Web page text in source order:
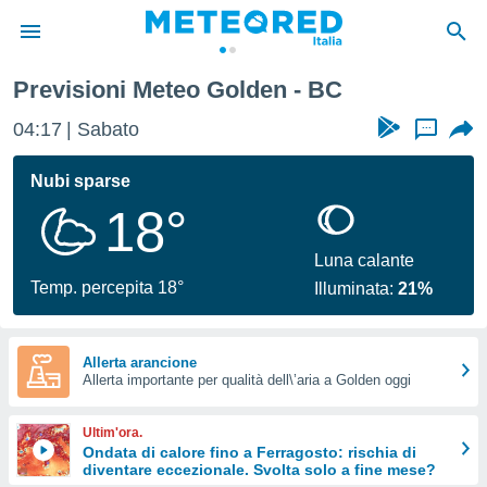
di
per
le
di
Web
le
Previsioni Meteo Golden - BC
04:17 Sabato ...
Nubi sparse
18°
Temp. percepita 18°
Luna calante
Illuminata:21%
Allerta arancione
Allerta importante per qualità dell\’aria a Golden oggi
Ultim'ora.
Ondata di calore fino a Ferragosto: rischia di
diventare eccezionale. Svolta solo a fine mese?